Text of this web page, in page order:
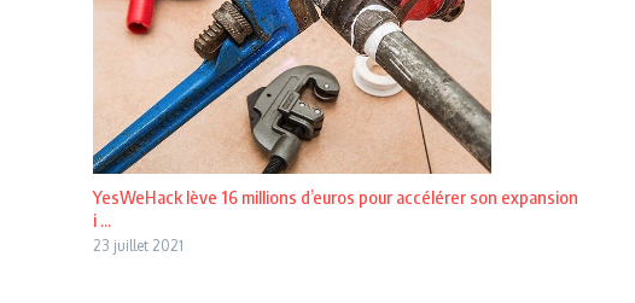
YesWeHack lève 16 millions d’euros pour accélérer son expansion
i ...
23 juillet 2021